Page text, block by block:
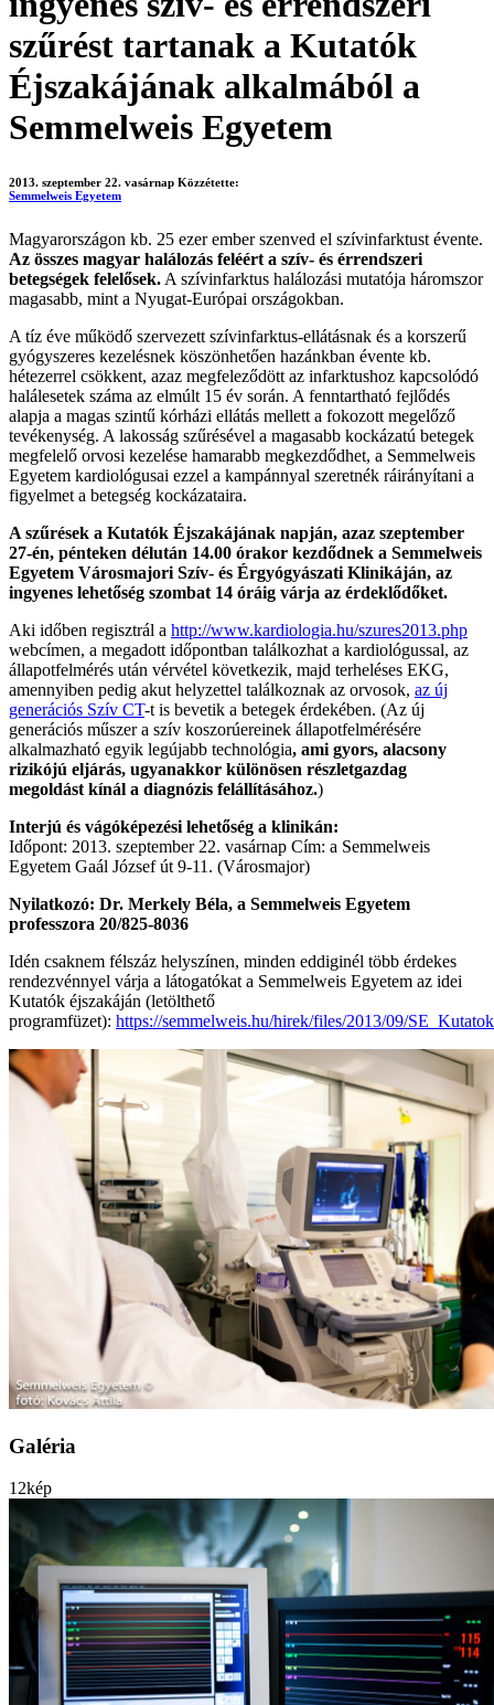
szűrést tartanak a Kutatók
Éjszakájának alkalmából a
Semmelweis Egyetem
2013. szeptember 22. vasárnap Közzétette:
Semmelweis Egyetem
Magyarországon kb. 25 ezer ember szenved el szívinfarktust évente.
Az összes magyar halálozás feléért a szív- és érrendszeri
betegségek felelősek. A szívinfarktus halálozási mutatója háromszor
magasabb, mint a Nyugat-Európai országokban.
A tíz éve működő szervezett szívinfarktus-ellátásnak és a korszerű
gyógyszeres kezelésnek köszönhetően hazánkban évente kb.
hétezerrel csökkent, azaz megfeleződött az infarktushoz kapcsolódó
halálesetek száma az elmúlt 15 év során. A fenntartható fejlődés
alapja a magas szintű kórházi ellátás mellett a fokozott megelőző
tevékenység. A lakosság szűrésével a magasabb kockázatú betegek
megfelelő orvosi kezelése hamarabb megkezdődhet, a Semmelweis
Egyetem kardiológusai ezzel a kampánnyal szeretnék ráirányítani a
figyelmet a betegség kockázataira.
A szűrések a Kutatók Éjszakájának napján, azaz szeptember
27-én, pénteken délután 14.00 órakor kezdődnek a Semmelweis
Egyetem Városmajori Szív- és Érgyógyászati Klinikáján, az
ingyenes lehetőség szombat 14 óráig várja az érdeklődőket.
Aki időben regisztrál a http://www.kardiologia.hu/szures2013.php
webcímen, a megadott időpontban találkozhat a kardiológussal, az
állapotfelmérés után vérvétel következik, majd terheléses EKG,
amennyiben pedig akut helyzettel találkoznak az orvosok, az új
generációs Szív CT-t is bevetik a betegek érdekében. (Az új
generációs műszer a szív koszorúereinek állapotfelmérésére
alkalmazható egyik legújabb technológia, ami gyors, alacsony
rizikójú eljárás, ugyanakkor különösen részletgazdag
megoldást kínál a diagnózis felállításához.)
Interjú és vágóképezési lehetőség a klinikán:
Időpont: 2013. szeptember 22. vasárnap Cím: a Semmelweis
Egyetem Gaál József út 9-11. (Városmajor)
Nyilatkozó: Dr. Merkely Béla, a Semmelweis Egyetem
professzora 20/825-8036
Idén csaknem félszáz helyszínen, minden eddiginél több érdekes
rendezvénnyel várja a látogatókat a Semmelweis Egyetem az idei
Kutatók éjszakáján (letölthető
programfüzet): https://semmelweis.hu/hirek/files/2013/09/
Galéria
12kép